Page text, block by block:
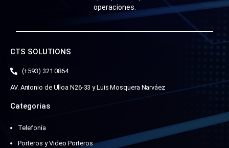
operaciones.
CTS SOLUTIONS
(+593) 321 0864
AV. Antonio de Ulloa N26-33 y Luis Mosquera Narváez
Categorias
Telefonía
Porteros y Video Porteros